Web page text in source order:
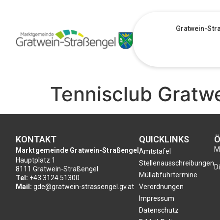
Gratwein-
Tennisclub
KONTAKT
Marktgemeinde Gratwein-Straßengel
Hauptplatz 1
8111 Gratwein-Straßengel
Tel: +43 3124 51300
Mail: gde@gratwein-strassengel.gv.at
QUICKLINKS
Amtstafel
Stellenausschreibungen
Müllabfuhrtermine
Verordnungen
Impressum
Datenschutz